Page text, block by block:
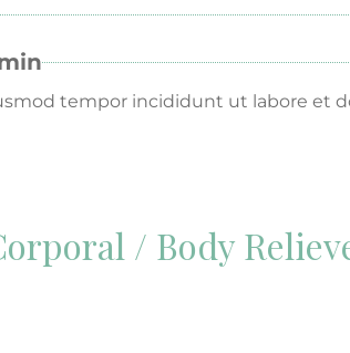
tempor incididunt ut labore et
/ Body